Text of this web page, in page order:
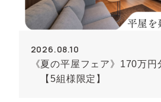
2026.08.10
《夏の平屋フェア》170万円
【5組様限定】